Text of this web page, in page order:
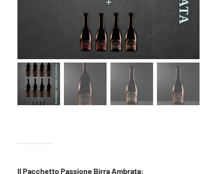
Il Pacchetto Passione Birra Ambrata: